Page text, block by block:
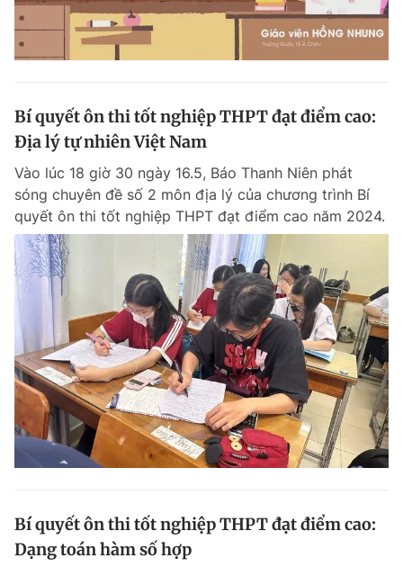
Bí quyết ôn thi tốt nghiệp THPT đạt điểm cao:
Địa lý tự nhiên Việt Nam
Vào lúc 18 giờ 30 ngày 16.5, Báo Thanh Niên phát
sóng chuyên đề số 2 môn địa lý của chương trình Bí
quyết ôn thi tốt nghiệp THPT đạt điểm cao năm 2024.
Bí quyết ôn thi tốt nghiệp THPT đạt điểm cao:
Dạng toán hàm số hợp